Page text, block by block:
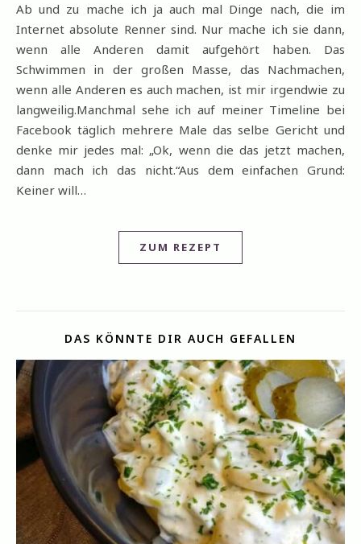
Ab und zu mache ich ja auch mal Dinge nach, die im
Internet absolute Renner sind. Nur mache ich sie dann,
wenn alle Anderen damit aufgehört haben. Das
Schwimmen in der großen Masse, das Nachmachen,
wenn alle Anderen es auch machen, ist mir irgendwie zu
langweilig.Manchmal sehe ich auf meiner Timeline bei
Facebook täglich mehrere Male das selbe Gericht und
denke mir jedes mal: „Ok, wenn die das jetzt machen,
dann mach ich das nicht.“Aus dem einfachen Grund:
Keiner will…
ZUM REZEPT
DAS KÖNNTE DIR AUCH GEFALLEN